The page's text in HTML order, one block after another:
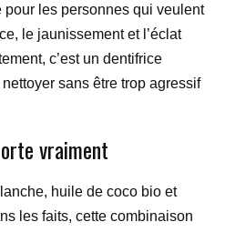
pour les personnes qui veulent
le jaunissement et l’éclat
c’est un dentifrice
sans être trop agressif
vraiment
huile de coco bio et
les faits, cette combinaison